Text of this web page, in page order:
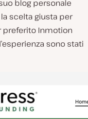
blog personale
la scelta giusta per
preferito Inmotion
sono stati